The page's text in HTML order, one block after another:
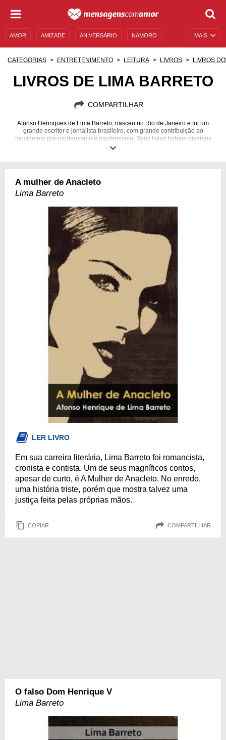
MAIS
AMOR AMIZADE ANIVERSÁRIO NAMORO
CATEGORIAS ENTRETENIMENTO LEITURA LIVROS LIVROS
LIVROS DE LIMA BARRETO
COMPARTILHAR
Afonso Henriques de Lima Barreto, nasceu no Rio de Janeiro e foi um
grande escritor e jornalista brasileiro, com grande contribuição ao
movimento pré-modernismo e modernismo. Seus livros tinham diversos
gêneros como romance, conto, crônica e sátira. Confira sua coletânea
A mulher de Anacleto
Lima Barreto
LER LIVRO
Em sua carreira literária, Lima Barreto foi romancista,
cronista e contista. Um de seus magníficos contos,
apesar de curto, é A Mulher de Anacleto. No enredo,
uma história triste, porém que mostra talvez uma
justiça feita pelas próprias mãos.
COPIAR COMPARTILHAR
O falso Dom Henrique V
Lima Barreto